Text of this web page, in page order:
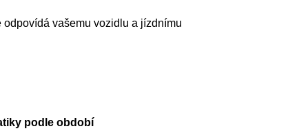
odpovídá vašemu vozidlu a jízdnímu
podle období